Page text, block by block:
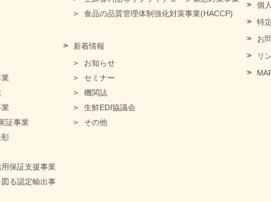
業
業
証事業
彰
保証支援事業
る認定輸出事
食品の品質管理体制強化対策事業(HACCP)
新着情報
お知らせ
セミナー
機関誌
生鮮EDI協議会
その他
個
特
お
リ